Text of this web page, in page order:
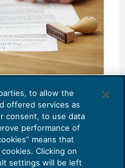
del property
to allow the
offered services as
consent, to use data
performance of
means that
Clicking on
settings will be left